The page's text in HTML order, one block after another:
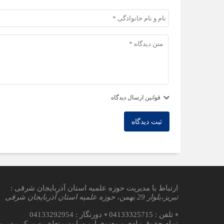
قوانین ارسال دیدگاه
ثبت دیدگاه
ارتباط با مدیریت حوزه علمیه استان آذربایجان شرقی :
تبریز،بلوار 29 بهمن، حوزه علمیه استان آذربایجان شرقی
تلفن : 04133325715
دورنگار : 04133292954